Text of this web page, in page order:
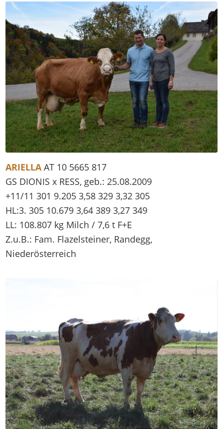
ARIELLAAT 10 5665 817
GS DIONIS x RESS, geb.: 25.08.2009
+11/11 301 9.205 3,58 329 3,32 305
HL:3. 305 10.679 3,64 389 3,27 349
LL: 108.807 kg Milch / 7,6 t F+E
Z.u.B.: Fam. Flazelsteiner, Randegg,
Niederösterreich